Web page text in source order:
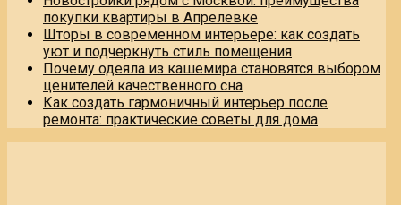
покупки квартиры в Апрелевке
Шторы в современном интерьере: как создать
уют и подчеркнуть стиль помещения
Почему одеяла из кашемира становятся выбором
ценителей качественного сна
Как создать гармоничный интерьер после
ремонта: практические советы для дома